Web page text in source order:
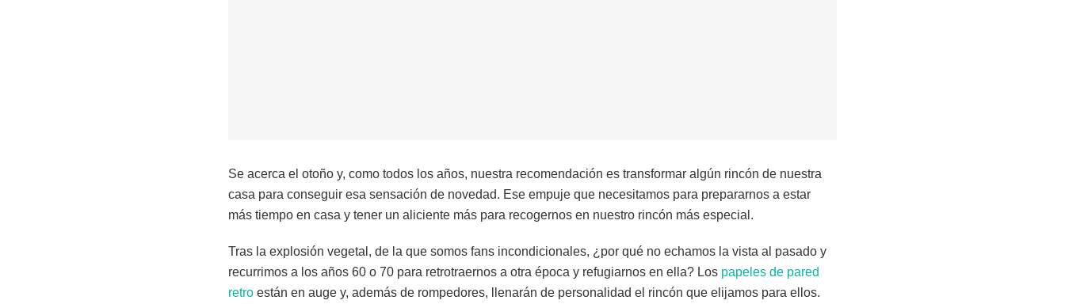
Se acerca el otoño y, como todos los años, nuestra recomendación es transformar algún rincón de nuestra
casa para conseguir esa sensación de novedad. Ese empuje que necesitamos para prepararnos a estar
más tiempo en casa y tener un aliciente más para recogernos en nuestro rincón más especial.
Tras la explosión vegetal, de la que somos fans incondicionales, ¿por qué no echamos la vista al pasado y
recurrimos a los años 60 o 70 para retrotraernos a otra época y refugiarnos en ella? Los papeles de pared
retro están en auge y, además de rompedores, llenarán de personalidad el rincón que elijamos para ellos.